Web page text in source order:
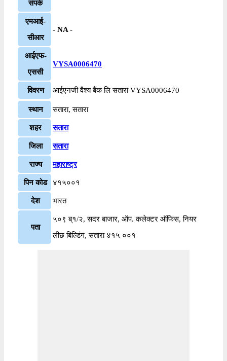
संपर्क
एमआई-
सीआर
- NA -
आईएफ-
एससी
VYSA0006470
विवरण आईएनजी वैश्य बैंक लि सतारा VYSA0006470
स्थान सतारा, सतारा
शहर सतारा
जिला सतारा
राज्य महाराष्ट्र
पिन कोड ४१५००१
देश भारत
पता
५०९ ब्१/२, सदर बाजार, ऑप. कलेक्टर ऑफिस, नियर
लीछ बिल्डिंग, सतारा ४१५ ००१